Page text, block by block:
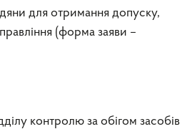
для отримання допуску,
(форма заяви –
контролю за обігом засобів